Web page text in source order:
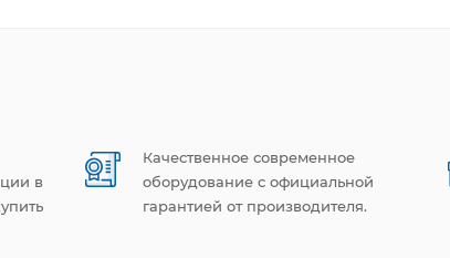
в
Качественное современное
оборудование с официальной
гарантией от производителя.